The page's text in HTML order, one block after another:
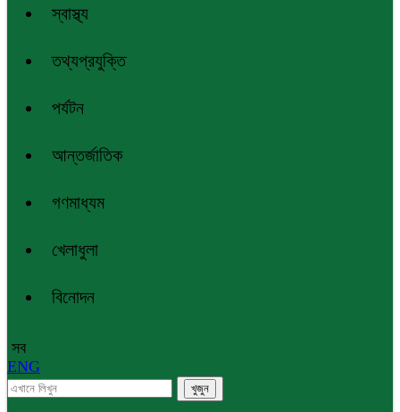
স্বাস্থ্য
তথ্যপ্রযুক্তি
পর্যটন
আন্তর্জাতিক
গণমাধ্যম
খেলাধুলা
বিনোদন
সব
ENG